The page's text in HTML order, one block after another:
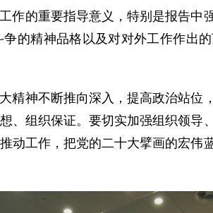
作的重要指导意义，特别是报告中
的精神品格以及对对外工作作出
精神不断推向深入，提高政治站位
、组织保证。要切实加强组织领导
动工作，把党的二十大擘画的宏伟